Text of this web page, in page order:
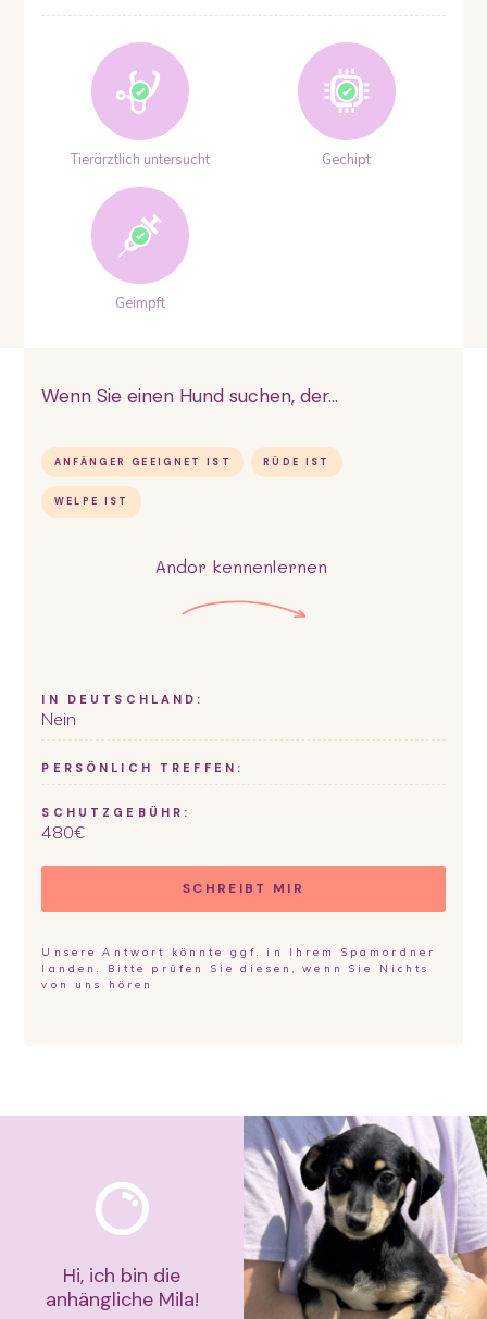
Tierärztlich untersucht Gechipt
Geimpft
Wenn Sie einen Hund suchen, der...
ANFÄNGER GEEIGNET IST RÜDE IST
WELPE IST
Andor kennenlernen
IN DEUTSCHLAND:
Nein
PERSÖNLICH TREFFEN:
SCHUTZGEBÜHR:
480€
SCHREIBT MIR
Unsere Antwort könnte ggf. in Ihrem Spamordner
landen. Bitte prüfen Sie diesen, wenn Sie Nichts
von uns hören
Hi, ich bin die
anhängliche Mila!